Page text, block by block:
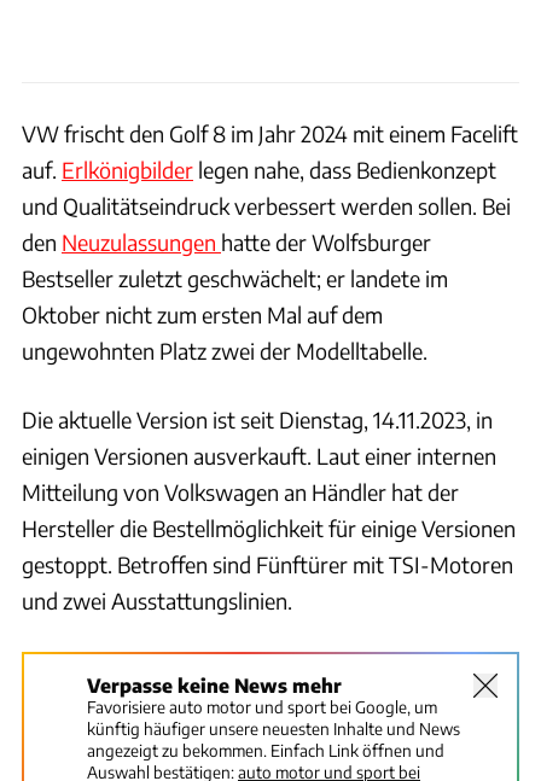
VW frischt den Golf 8 im Jahr 2024 mit einem Facelift
auf. Erlkönigbilder legen nahe, dass Bedienkonzept
und Qualitätseindruck verbessert werden sollen. Bei
den Neuzulassungen hatte der Wolfsburger
Bestseller zuletzt geschwächelt; er landete im
Oktober nicht zum ersten Mal auf dem
ungewohnten Platz zwei der Modelltabelle.
Die aktuelle Version ist seit Dienstag, 14.11.2023, in
einigen Versionen ausverkauft. Laut einer internen
Mitteilung von Volkswagen an Händler hat der
Hersteller die Bestellmöglichkeit für einige Versionen
gestoppt. Betroffen sind Fünftürer mit TSI-Motoren
und zwei Ausstattungslinien.
Verpasse keine News mehr
Favorisiere auto motor und sport bei Google, um
künftig häufiger unsere neuesten Inhalte und News
angezeigt zu bekommen. Einfach Link öffnen und
Auswahl bestätigen:auto motor und sport bei